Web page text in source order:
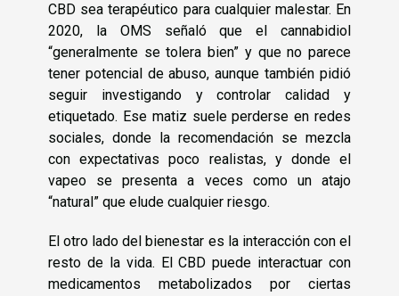
CBD sea terapéutico para cualquier malestar. En
2020, la OMS señaló que el cannabidiol
“generalmente se tolera bien” y que no parece
tener potencial de abuso, aunque también pidió
seguir investigando y controlar calidad y
etiquetado. Ese matiz suele perderse en redes
sociales, donde la recomendación se mezcla
con expectativas poco realistas, y donde el
vapeo se presenta a veces como un atajo
“natural” que elude cualquier riesgo.
El otro lado del bienestar es la interacción con el
resto de la vida. El CBD puede interactuar con
medicamentos metabolizados por ciertas